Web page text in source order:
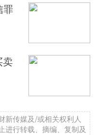
罪
卖
新传媒及/或相关权利人
进行转载、摘编、复制及